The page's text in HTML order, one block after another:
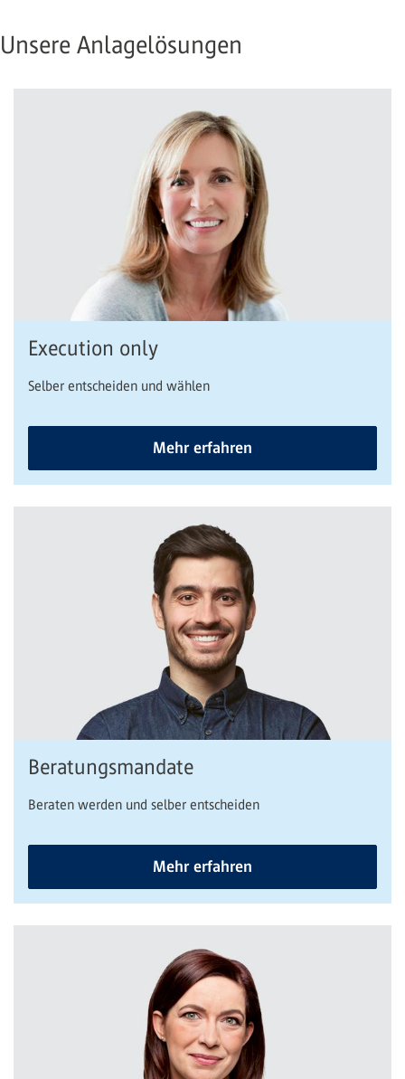
Unsere Anlagelösungen
Execution only
Selber entscheiden und wählen
Mehr erfahren
Beratungsmandate
Beraten werden und selber entscheiden
Mehr erfahren